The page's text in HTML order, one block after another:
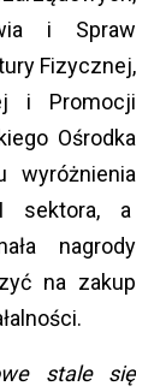
i Spraw
Fizycznej,
i Promocji
Ośrodka
wyróżnienia
sektora, a
nagrody
na zakup
stale się